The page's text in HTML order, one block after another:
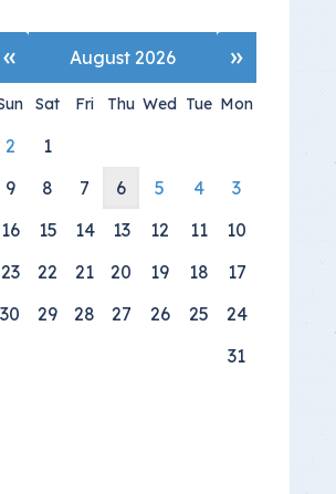
«
August 2026
»
Mon
Tue
Wed
Thu
Fri
Sat
1
2
3
4
5
6
7
8
9
10
11
12
13
14
15
16
17
18
19
20
21
22
23
24
25
26
27
28
29
30
31